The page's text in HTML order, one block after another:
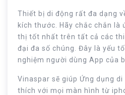
Thiết bị di động rất đa dạng
kích thước. Hãy chắc chắn là
thị tốt nhất trên tất cả các
đại đa số chúng. Đây là yếu
nghiệm người dùng App của
Vinaspar sẽ giúp Ứng dụng
thích với mọi màn hình từ